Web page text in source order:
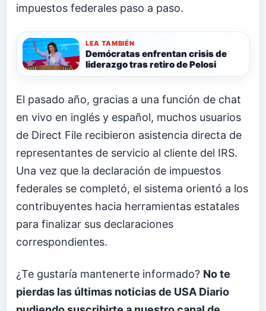
impuestos federales paso a paso.
LEA TAMBIÉN
Demócratas enfrentan crisis de
liderazgo tras retiro de Pelosi
El pasado año, gracias a una función de chat
en vivo en inglés y español, muchos usuarios
de Direct File recibieron asistencia directa de
representantes de servicio al cliente del IRS.
Una vez que la declaración de impuestos
federales se completó, el sistema orientó a los
contribuyentes hacia herramientas estatales
para finalizar sus declaraciones
correspondientes.
¿Te gustaría mantenerte informado? No te
pierdas las últimas noticias de USA Diario